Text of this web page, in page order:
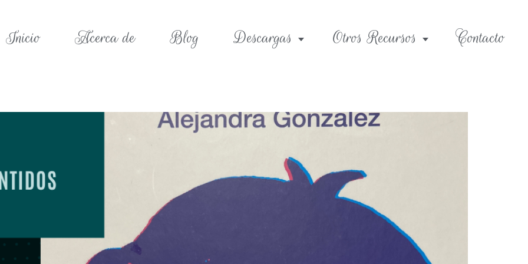
Inicio Acerca de Blog Descargas Otros Recursos Contacto